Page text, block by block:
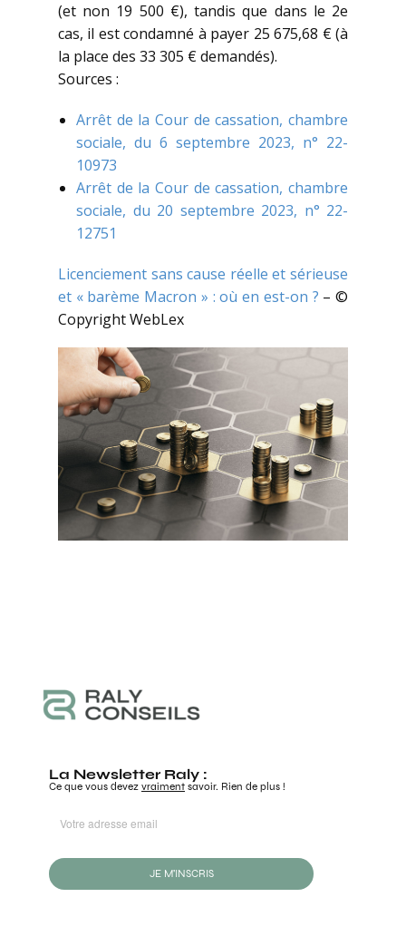
(et non 19 500 €), tandis que dans le 2e
cas, il est condamné à payer 25 675,68 € (à
la place des 33 305 € demandés).
Sources :
Arrêt de la Cour de cassation, chambre
sociale, du 6 septembre 2023, n° 22-
10973
Arrêt de la Cour de cassation, chambre
sociale, du 20 septembre 2023, n° 22-
12751
Licenciement sans cause réelle et sérieuse
et « barème Macron » : où en est-on ? – ©
Copyright WebLex
La Newsletter Raly :
Ce que vous devez vraiment savoir. Rien de plus !
JE M'INSCRIS